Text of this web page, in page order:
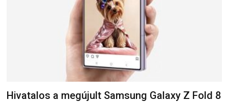
Hivatalos a megújult Samsung Galaxy Z Fold 8